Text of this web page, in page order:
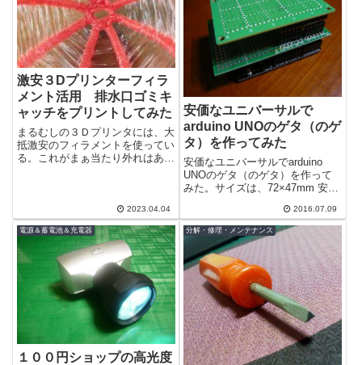
激安３Dプリンターフィラ
メント活用 排水口ゴミキ
ャッチをプリントしてみた
まるむしの３Ｄプリンタには、大
抵激安のフィラメントを使ってい
る。これがまぁ当たり外れはある
2023.04.04
安価なユニバーサルで
arduino UNOのゲタ（のゲ
タ）を作ってみた
安価なユニバーサルでarduino
UNOのゲタ（のゲタ）を作って
みた。サイズは、72×47mm 安価
ード。正確にはゲタのゲタです...
2016.07.09
電源＆蓄電池＆充電器
１００円ショップの高光度
分解・修理・メンテナンス